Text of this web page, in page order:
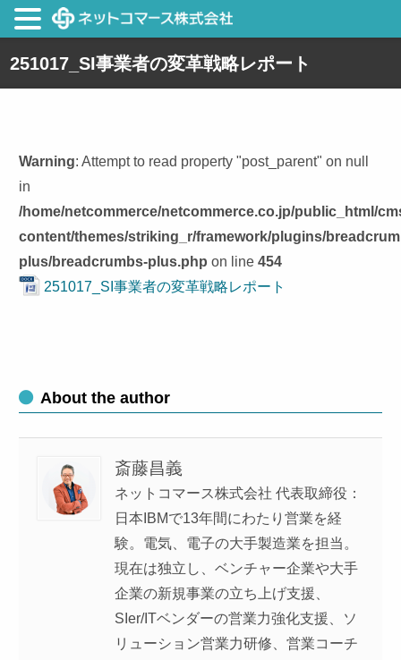
251017_SI事業者の変革戦略レポート
Warning: Attempt to read property "post_parent" on null
in
/home/netcommerce/netcommerce.co.jp/public_html/
content/themes/striking_r/framework/plugins/
plus/breadcrumbs-plus.php on line454
251017_SI事業者の変革戦略レポート
About the author
斎藤昌義
ネットコマース株式会社 代表取締役：
日本IBMで13年間にわたり営業を経
験。電気、電子の大手製造業を担当。
現在は独立し、ベンチャー企業や大手
企業の新規事業の立ち上げ支援、
SIer/ITベンダーの営業力強化支援、ソ
リューション営業力研修、営業コーチ